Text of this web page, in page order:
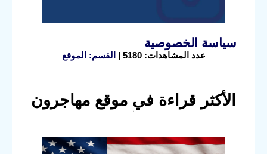
سياسة الخصوصية
عدد المشاهدات: 5180 | القسم: الموقع
الأكثر قراءة في موقع مهاجرون